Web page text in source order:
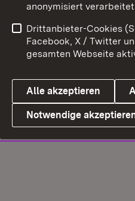
anonymisiert
Drittanbieter-Cookies
Facebook, X / Twitter
gesamten Webseite
Alle akzeptieren
Notwendige